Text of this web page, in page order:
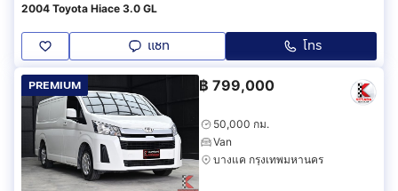
2004 Toyota Hiace 3.0 GL
แชท โทร
PREMIUM ฿ 799,000
50,000 กม.
Van
บางแค กรุงเทพมหานคร